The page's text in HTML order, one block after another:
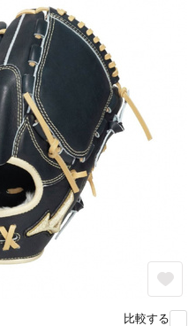
比較する